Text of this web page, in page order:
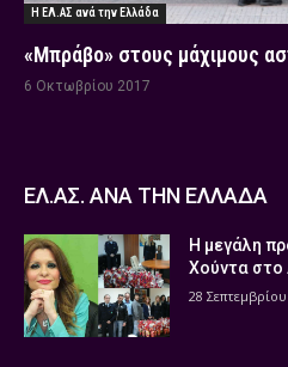
Η ΕΛ.ΑΣ ανά την Ελλάδα
«Μπράβο» στους μάχιμους
6 Οκτωβρίου 2017
ΕΛ.ΑΣ. ΑΝΑ ΤΗΝ ΕΛΛΑΔΑ
Η μεγάλη
Χούντα στο
28